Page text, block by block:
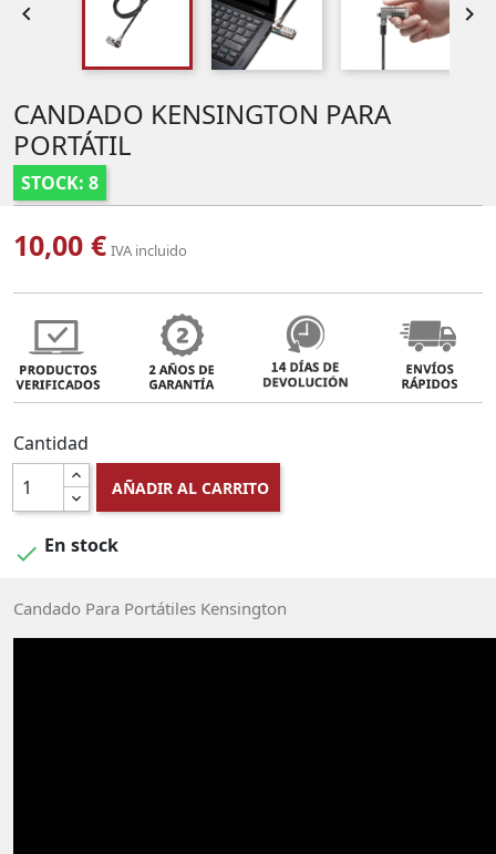
 
CANDADO KENSINGTON PARA
PORTÁTIL
STOCK: 8
10,00 € IVA incluido
Cantidad
AÑADIR AL CARRITO
 En stock
Candado Para Portátiles Kensington